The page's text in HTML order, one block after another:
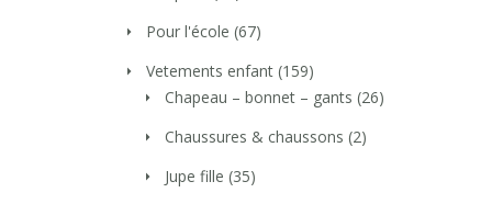
Pour l'école (67)
Vetements enfant (159)
Chapeau – bonnet – gants (26)
Chaussures & chaussons (2)
Jupe fille (35)